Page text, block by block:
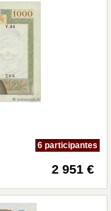
6 participantes
2 951 €